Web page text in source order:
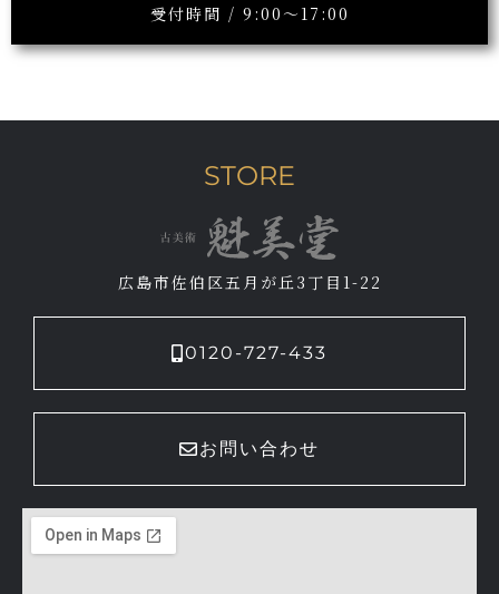
受付時間 / 9:00～17:00
STORE
広島市佐伯区五月が丘3丁目1-22
0120-727-433
お問い合わせ